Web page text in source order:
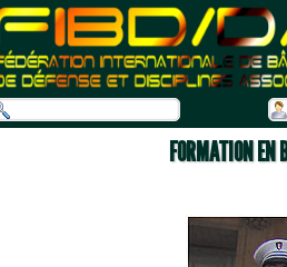
FORMATION